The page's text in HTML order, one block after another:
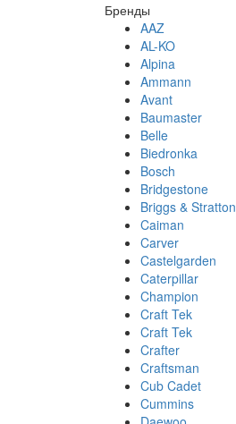
Бренды
AAZ
AL-KO
Alpina
Ammann
Avant
Baumaster
Belle
Biedronka
Bosch
Bridgestone
Briggs & Stratton
Caiman
Carver
Castelgarden
Caterpillar
Champion
Craft Tek
Craft Tek
Crafter
Craftsman
Cub Cadet
Cummins